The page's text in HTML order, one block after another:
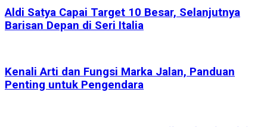
Aldi Satya Capai Target 10 Besar, Selanjutnya
Barisan Depan di Seri Italia
Kenali Arti dan Fungsi Marka Jalan, Panduan
Penting untuk Pengendara